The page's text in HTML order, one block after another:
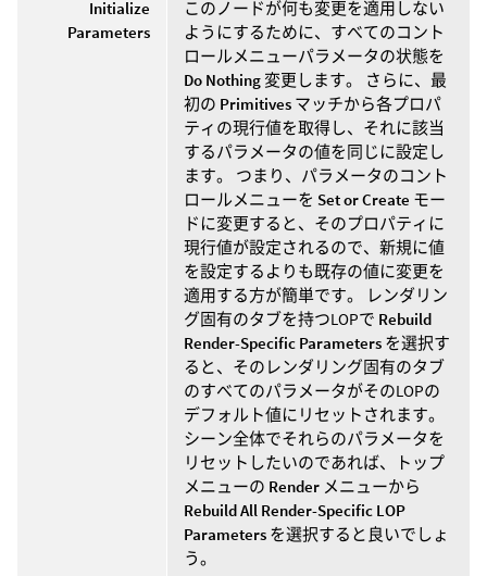
Initialize
Parameters
このノードが何も変更を適用しない
ようにするために、すべてのコント
ロールメニューパラメータの状態を
Do Nothing 変更します。 さらに、最
初の Primitives マッチから各プロパ
ティの現行値を取得し、それに該当
するパラメータの値を同じに設定し
ます。 つまり、パラメータのコント
ロールメニューを Set or Create モー
ドに変更すると、そのプロパティに
現行値が設定されるので、新規に値
を設定するよりも既存の値に変更を
適用する方が簡単です。 レンダリン
グ固有のタブを持つLOPで Rebuild
Render-Specific Parameters を選択す
ると、そのレンダリング固有のタブ
のすべてのパラメータがそのLOPの
デフォルト値にリセットされます。
シーン全体でそれらのパラメータを
リセットしたいのであれば、トップ
メニューの Render メニューから
Rebuild All Render-Specific LOP
Parameters を選択すると良いでしょ
う。